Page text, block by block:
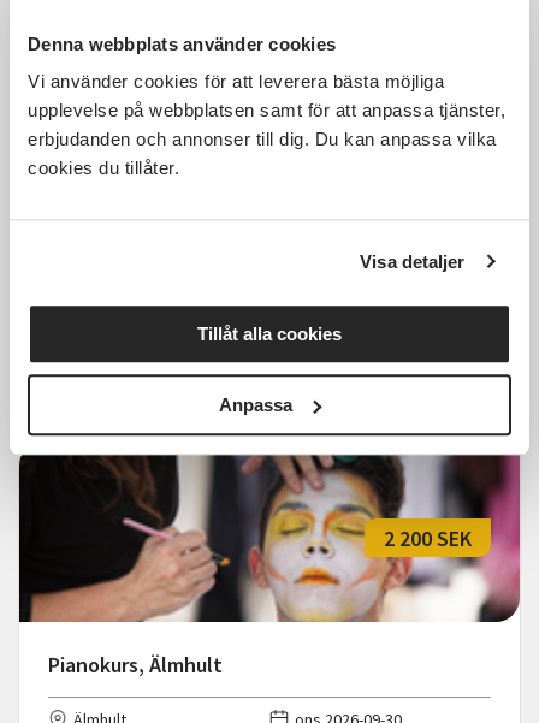
Denna webbplats använder cookies
Vi använder cookies för att leverera bästa möjliga
upplevelse på webbplatsen samt för att anpassa tjänster,
erbjudanden och annonser till dig. Du kan anpassa vilka
cookies du tillåter.
Visa detaljer
Tillåt alla cookies
Anpassa
Pianokurs, Älmhult
2 200 SEK
10:30
5 Tillfällen
Läs mer och anmäl
Pianokurs, Älmhult
2 200 SEK